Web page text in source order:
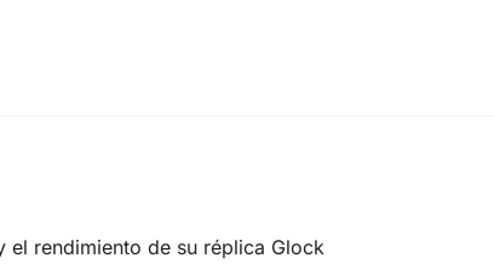
el rendimiento de su réplica Glock